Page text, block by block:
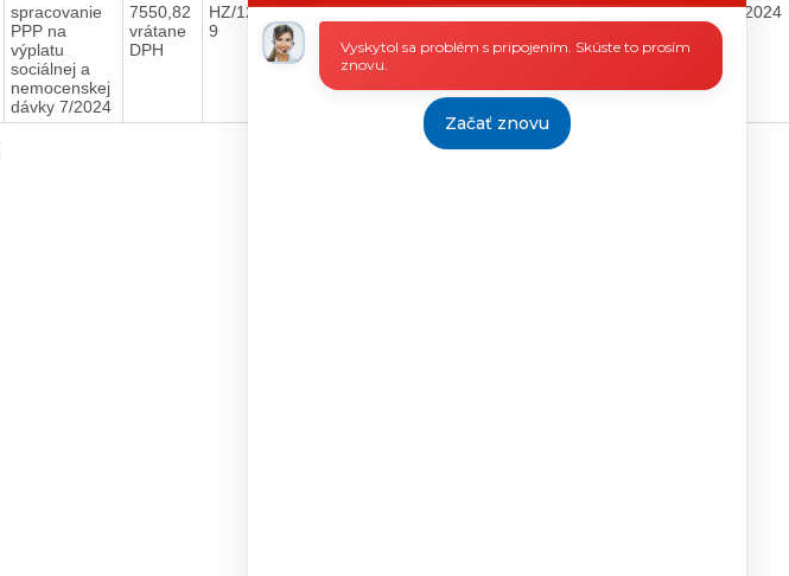
spracovanie
PPP na
výplatu
sociálnej a
nemocenskej
dávky 7/2024
7550,82
vrátane
DPH
HZ/12/2009, dodatok č.
9
06.08.2024 12.07.2024 6.8.2024
Vyskytol sa problém s pripojením. Skúste to prosím
znovu.
Začať znovu